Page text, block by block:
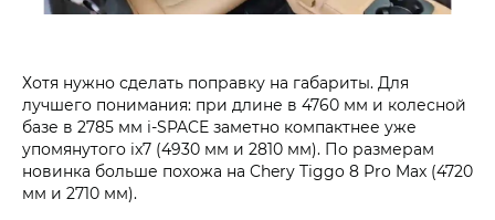
Хотя нужно сделать поправку на габариты. Для
лучшего понимания: при длине в 4760 мм и колесной
базе в 2785 мм i‑SPACE заметно компактнее уже
упомянутого ix7 (4930 мм и 2810 мм). По размерам
новинка больше похожа на Chery Tiggo 8 Pro Max (4720
мм и 2710 мм).